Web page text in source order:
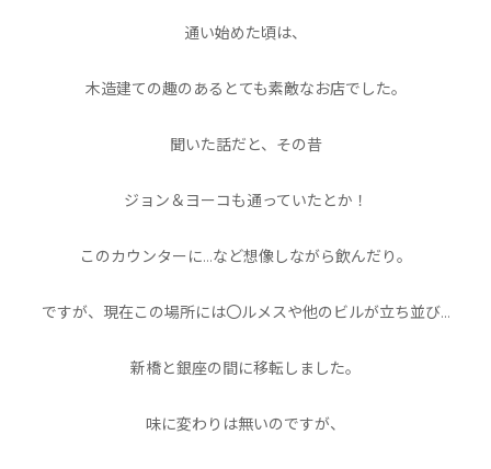
通い始めた頃は、
木造建ての趣のあるとても素敵なお店でした。
聞いた話だと、その昔
ジョン＆ヨーコも通っていたとか！
このカウンターに…など想像しながら飲んだり。
ですが、現在この場所には〇ルメスや他のビルが立ち並び…
新橋と銀座の間に移転しました。
味に変わりは無いのですが、